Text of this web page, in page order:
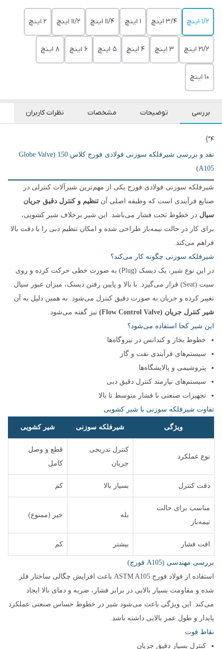
۱/۲ اینچ ۳/۴ اینچ ۱ اینچ ۱۱/۴ اینچ ۱۱/۲ اینچ ۲ اینچ
۲۱/۲ اینچ ۳ اینچ ۴ اینچ ۵ اینچ ۶ اینچ ۸ اینچ
۱۰ اینچ
بررسی توضیحات مشخصات نظرات کاربران
4”}
نقد و بررسی شیرفلکه سوزنی فولادی فورج کلاس 150 (Globe Valve
A105)
شیرفلکه سوزنی فولادی فورج یکی از مهم‌ترین شیرآلات کنترلی در
صنایع فرآیندی است که وظیفه اصلی آن تنظیم و کنترل دقیق جریان
سیال در خطوط تحت فشار می‌باشد. این شیر برخلاف شیر کشویی،
برای کار در حالت نیمه‌باز طراحی شده و امکان تنظیم دبی را با دقت بالا
فراهم می‌کند.
شیرفلکه سوزنی چگونه کار می‌کند؟
در این نوع شیر، یک دیسک (Plug) به صورت خطی حرکت کرده و روی
سیت (Seat) قرار می‌گیرد. با بالا و پایین رفتن دیسک، میزان عبور سیال
تغییر کرده و جریان به صورت دقیق کنترل می‌شود. به همین دلیل به آن
شیر کنترل جریان (Flow Control Valve)
نیز گفته می‌شود.
این شیر کجا استفاده می‌شود؟
خطوط بخار و کندانس در نیروگاه‌ها
سیستم‌های فرآیندی نفت و گاز
پتروشیمی و پالایشگاه‌ها
سیستم‌های نیازمند کنترل دقیق دبی
تجهیزات صنعتی با فشار متوسط تا بالا
تفاوت شیرفلکه سوزنی با شیر کشویی
ویژگی شیرفلکه سوزنی شیر کشویی
نوع عملکرد
کنترل تدریجی
جریان
قطع و وصل
کامل
دقت کنترل بسیار بالا کم
مناسب برای حالت
نیمه‌باز
بله خیر (ممنوع)
افت فشار بیشتر کم
بررسی مهندسی (A105 فورج)
استفاده از فولاد فورج ASTM A105 باعث افزایش چگالی ساختار فلز
شده و مقاومت بسیار بالایی در برابر فشار، ضربه و دمای بالا ایجاد
می‌کند. این ویژگی باعث می‌شود شیر در خطوط حساس صنعتی عملکرد
پایدار و طول عمر بالایی داشته باشد.
نقاط قوت
کنترل بسیار دقیق جریان